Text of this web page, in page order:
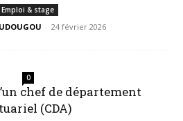
Emploi & stage
- 24 février 2026
0
chef de département
(CDA)